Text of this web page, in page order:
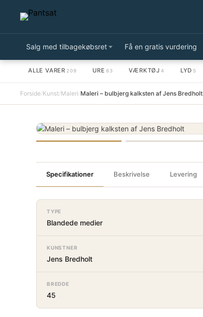
Salg med tilbagekøbsret Få en gratis vurdering
ALLE VARER 209 URE 63 VÆRKTØJ 4 LYD 5
Forside/Kunst/Maleri/Maleri – bulbjerg kalksten af Jens Bredholt
Specifikationer Beskrivelse Levering
TYPE
Blandede medier
KUNSTNER
Jens Bredholt
BREDDE
45